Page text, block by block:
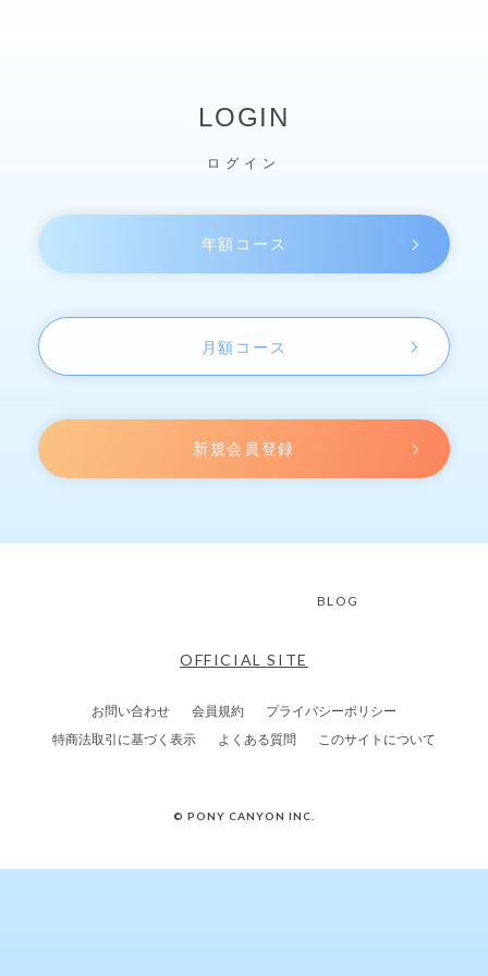
LOGIN
ログイン
年額コース
月額コース
新規会員登録
BLOG
OFFICIAL SITE
お問い合わせ 会員規約
プライバシーポリシー
特商法取引に基づく表示
よくある質問 このサイトについて
© PONY CANYON INC.